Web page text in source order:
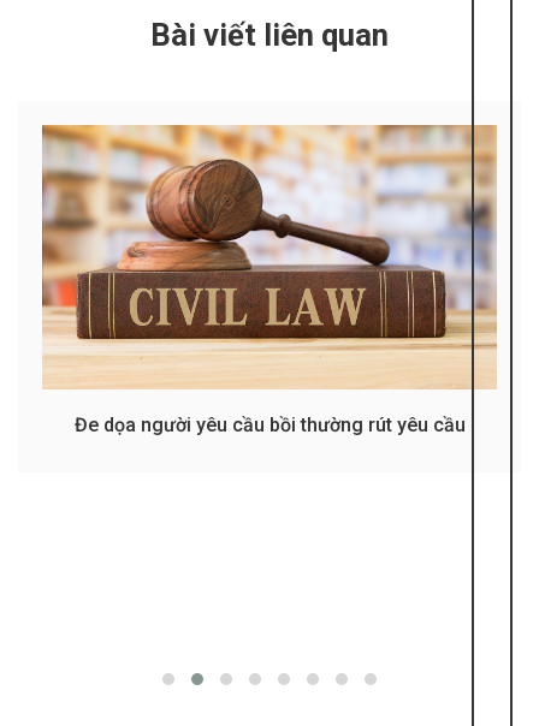
Bài viết liên quan
Đe dọa người yêu cầu bồi thường rút yêu cầu